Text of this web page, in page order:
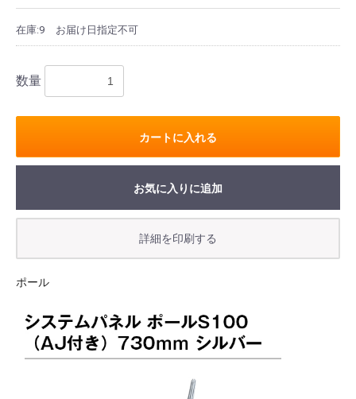
在庫:9 お届け日指定不可
数量
カートに入れる
お気に入りに追加
ポール